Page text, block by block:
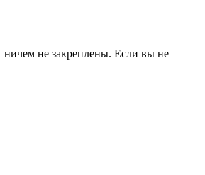
не закреплены. Если вы не